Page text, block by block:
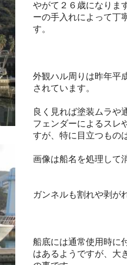
やがて２６歳になりま
ーの手入れによって丁
す。
外観ハル周りは昨年平
されています。
良く見れば塗装ムラや
フェンダーによるスレ
すが、特に目立つもの
画像は船名を処理して
ガンネルも割れや剥が
船底には通常使用時に
はあるようですが、大